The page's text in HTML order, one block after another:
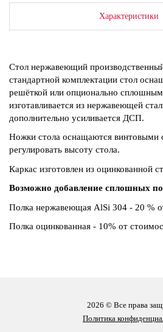
Характеристики
Стол нержавеющий
стандартной комплектации стол
решёткой или опционально
изготавливается из нержавеющей
дополнительно усиливается ДСП.
Ножки стола оснащаются
регулировать высоту стола.
Каркас изготовлен из оцинкованной
Возможно добавление сплошных
Полка нержавеющая AlSi 304 - 20 %
Полка оцинкованная - 10% от
2026 © Все права
Политика